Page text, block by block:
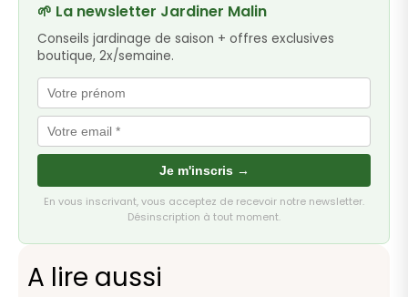
🌱 La newsletter Jardiner Malin
Conseils jardinage de saison + offres exclusives
boutique, 2x/semaine.
Je m'inscris →
En vous inscrivant, vous acceptez de recevoir notre newsletter.
Désinscription à tout moment.
A lire aussi